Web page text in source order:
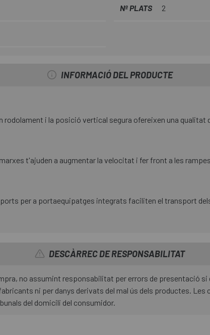
Nº PLATS 2
INFORMACIÓ DEL PRODUCTE
rodolament i la posició vertical segura ofereixen una
t'ajuden a augmentar la velocitat i fer front a les
per a portaequipatges integrats faciliten el transport
DESCÀRREC DE RESPONSABILITAT
no assumint responsabilitat per errors de presentació
ni per danys derivats del mal ús dels productes. Les
del domicili del consumidor.